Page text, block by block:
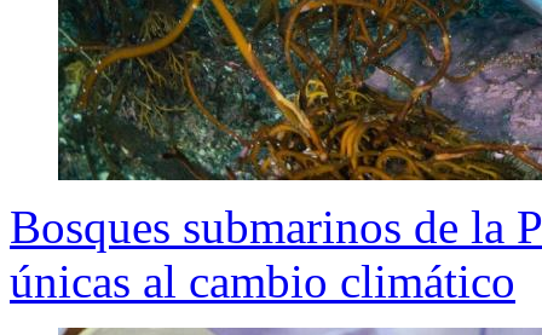
Bosques submarinos de la
únicas al cambio climático